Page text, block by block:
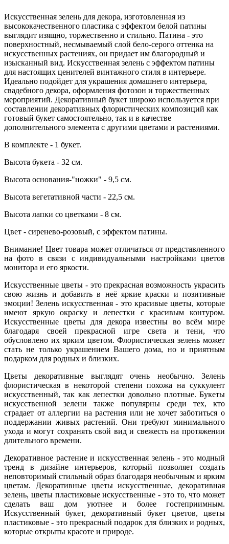
Искусственная зелень для декора, изготовленная из
высококачественного пластика с эффектом белой патины
выглядит изящно, торжественно и стильно. Патина - это
поверхностный, несмываемый слой бело-серого оттенка на
искусственных растениях, он придает им благородный и
изысканный вид. Искусственная зелень с эффектом патины
для настоящих ценителей винтажного стиля в интерьере.
Идеально подойдет для украшения домашнего интерьера,
свадебного декора, оформления фотозон и торжественных
мероприятий. Декоративный букет широко используется при
составлении декоративных флористических композиций как
готовый букет самостоятельно, так и в качестве
дополнительного элемента с другими цветами и растениями.
В комплекте - 1 букет.
Высота букета - 32 см.
Высота основания-"ножки" - 9,5 см.
Высота вегетативной части - 22,5 см.
Высота лапки со цветками - 8 см.
Цвет - сиренево-розовый, с эффектом патины.
Внимание! Цвет товара может отличаться от представленного
на фото в связи с индивидуальными настройками цветов
монитора и его яркости.
Искусственные цветы - это прекрасная возможность украсить
свою жизнь и добавить в неё яркие краски и позитивные
эмоции! Зелень искусственная - это красивые цветы, которые
имеют яркую окраску и лепестки с красивым контуром.
Искусственные цветы для декора известны во всём мире
благодаря своей прекрасной игре света и тени, что
обусловлено их ярким цветом. Флористическая зелень может
стать не только украшением Вашего дома, но и приятным
подарком для родных и близких.
Цветы декоративные выглядят очень необычно. Зелень
флористическая в некоторой степени похожа на суккулент
искусственный, так как лепестки довольно плотные. Букеты
искусственной зелени также популярны среди тех, кто
страдает от аллергии на растения или не хочет заботиться о
поддержании живых растений. Они требуют минимального
ухода и могут сохранять свой вид и свежесть на протяжении
длительного времени.
Декоративное растение и искусственная зелень - это модный
тренд в дизайне интерьеров, который позволяет создать
неповторимый стильный образ благодаря необычным и ярким
цветам. Декоративные цветы искусственные, декоративная
зелень, цветы пластиковые искусственные - это то, что может
сделать ваш дом уютнее и более гостеприимным.
Искусственный букет, декоративный букет цветов, цветы
пластиковые - это прекрасный подарок для близких и родных,
которые открыты красоте и природе.